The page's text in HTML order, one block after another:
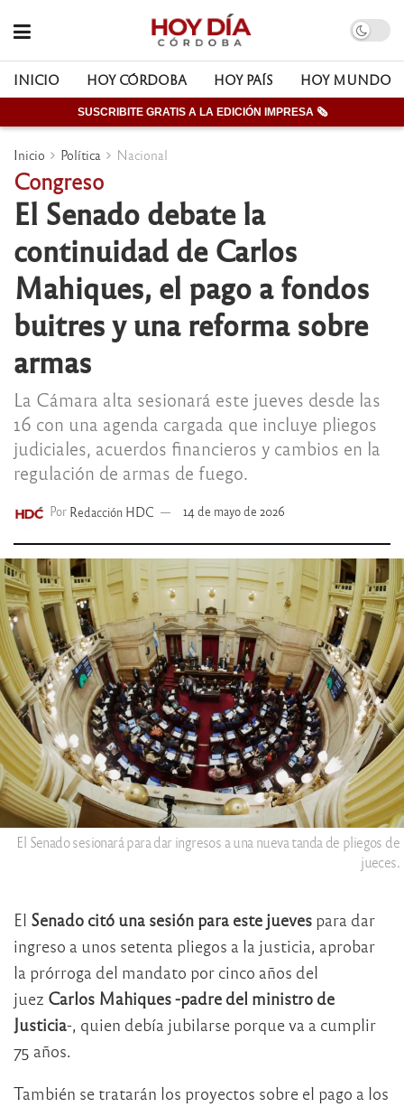
INICIO HOY CÓRDOBA HOY PAÍS HOY MUNDO
SUSCRIBITE GRATIS A LA EDICIÓN IMPRESA 🗞
Inicio Política Nacional
Congreso
El Senado debate la
continuidad de Carlos
Mahiques, el pago a fondos
buitres y una reforma sobre
armas
La Cámara alta sesionará este jueves desde las
16 con una agenda cargada que incluye pliegos
judiciales, acuerdos financieros y cambios en la
regulación de armas de fuego.
Por Redacción HDC 14 de mayo de 2026
El Senado sesionará para dar ingresos a una nueva tanda de pliegos de
jueces.
El Senado citó una sesión para este jueves para dar
ingreso a unos setenta pliegos a la justicia, aprobar
la prórroga del mandato por cinco años del
juez Carlos Mahiques -padre del ministro de
Justicia-, quien debía jubilarse porque va a cumplir
75 años.
También se tratarán los proyectos sobre el pago a los